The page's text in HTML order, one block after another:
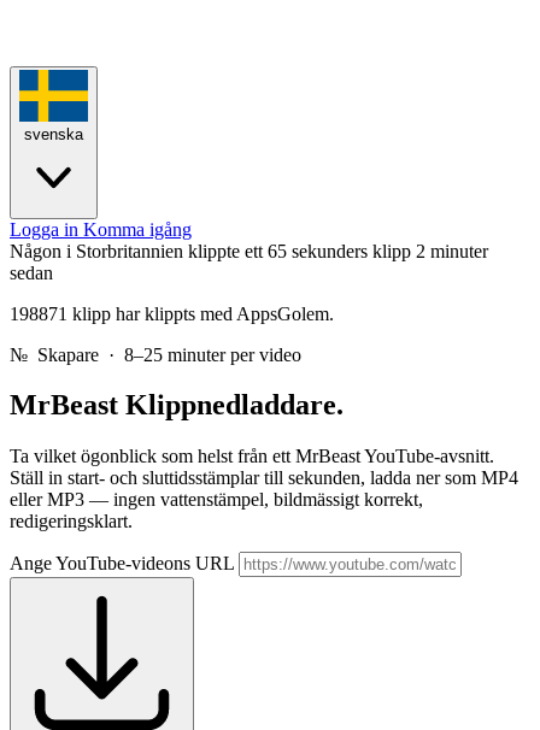
svenska
Logga in Komma igång
Någon i Storbritannien klippte ett 65 sekunders klipp 2 minuter
sedan
198871 klipp har klippts med AppsGolem.
№ Skapare · 8–25 minuter per video
MrBeast Klippnedladdare.
Ta vilket ögonblick som helst från ett MrBeast YouTube-avsnitt.
Ställ in start- och sluttidsstämplar till sekunden, ladda ner som MP4
eller MP3 — ingen vattenstämpel, bildmässigt korrekt,
redigeringsklart.
Ange YouTube-videons URL